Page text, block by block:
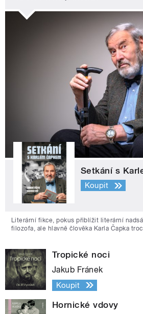
Setkání s
Koupit
Literární fikce, pokus přiblížit literární
filozofa, ale hlavně člověka Karla Čapka
Tropické noci
Jakub Fránek
Koupit
Hornické vdovy